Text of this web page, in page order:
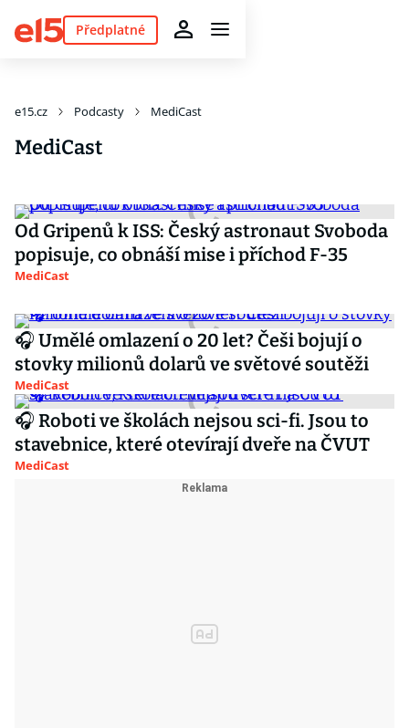
Předplatné
e15.cz Podcasty MediCast
MediCast
Od Gripenů k ISS: Český astronaut Svoboda
popisuje, co obnáší mise i příchod F-35
MediCast
🎧 Umělé omlazení o 20 let? Češi bojují o
stovky milionů dolarů ve světové soutěži
MediCast
🎧 Roboti ve školách nejsou sci-fi. Jsou to
stavebnice, které otevírají dveře na ČVUT
MediCast